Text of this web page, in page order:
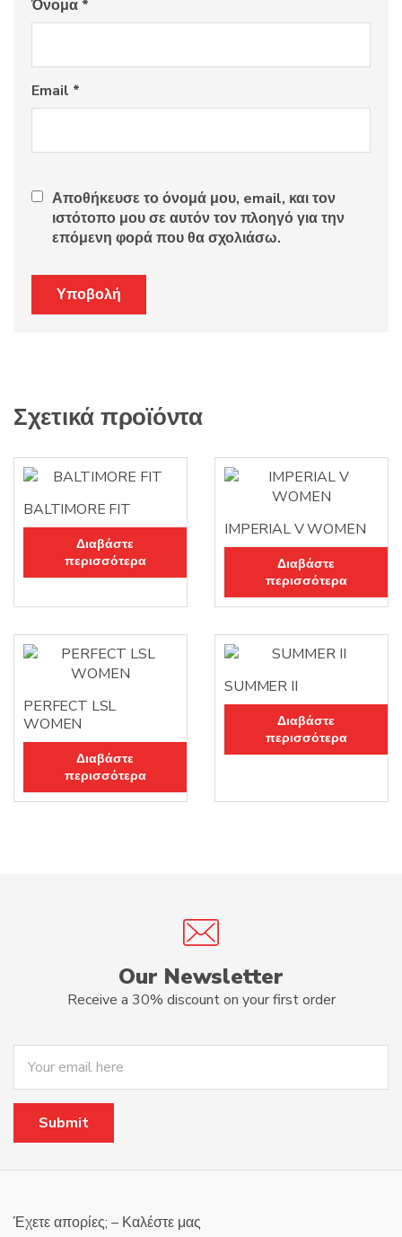
Όνομα *
Email *
Αποθήκευσε το όνομά μου, email, και τον
ιστότοπο μου σε αυτόν τον πλοηγό για την
επόμενη φορά που θα σχολιάσω.
Σχετικά προϊόντα
BALTIMORE FIT
Διαβάστε
περισσότερα
IMPERIAL V WOMEN
Διαβάστε
περισσότερα
PERFECT LSL
WOMEN
Διαβάστε
περισσότερα
SUMMER II
Διαβάστε
περισσότερα
Our Newsletter
Receive a 30% discount on your first order
Έχετε απορίες; – Καλέστε μας